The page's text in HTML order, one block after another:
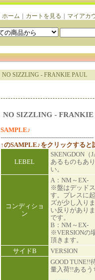
ホーム カートを見る マイアカ
NO SIZZLING - FRANKIE PAUL
NO SIZZLING - FRANKIE
SAMPLE♪
-----------------------------------------------
↑のSAMPLE♪をクリックすると
LEBEL
SKENGDON（
あるものもあ
い。
コンディショ
ン
A：NM～EX-
※盤はデッド
す。プレスに
ズが少し入り
い反りがあり
です。
B：NM～EX-
※VERSIONの
頂きます。
サイドB
VERSION
GOOD TUNE!!
量入荷!!あるう